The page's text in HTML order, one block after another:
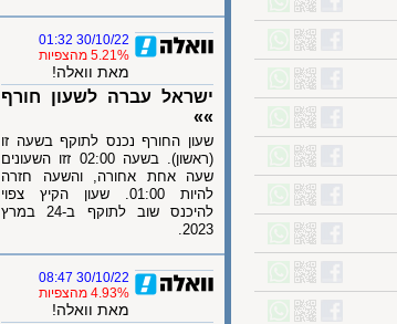
30/10/22 01:32
5.21% מהצפיות
מאת וואלה!
ישראל עברה לשעון חורף
»»
שעון החורף נכנס לתוקף בשעה זו
(ראשון). בשעה 02:00 זזו השעונים
שעה אחת אחורה, והשעה חזרה
להיות 01:00. שעון הקיץ צפוי
להיכנס שוב לתוקף ב-24 במרץ
2023.
30/10/22 08:47
4.93% מהצפיות
מאת וואלה!